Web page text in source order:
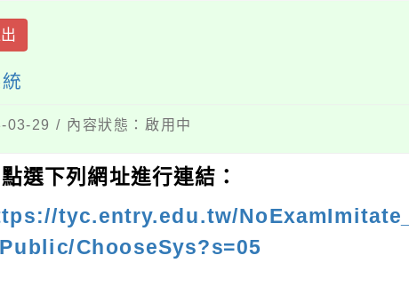
03-29 / 內容狀態：啟用中
選下列網址進行連結：
tyc.entry.edu.tw/
ChooseSys?s=05